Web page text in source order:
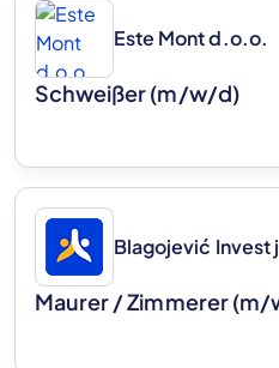
Este Mont d.o.o.
Schweißer (m/w/d)
Blagojević Invest
Maurer / Zimmerer